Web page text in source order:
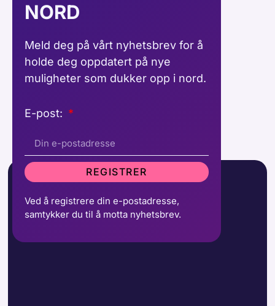
NORD
Meld deg på vårt nyhetsbrev for å
holde deg oppdatert på nye
muligheter som dukker opp i nord.
E-post:
REGISTRER
Ved å registrere din e-postadresse,
samtykker du til å motta nyhetsbrev.